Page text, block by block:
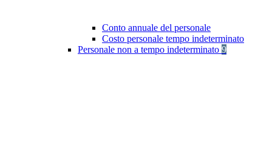
Conto annuale del personale
Costo personale tempo indeterminato
Personale non a tempo indeterminato 9